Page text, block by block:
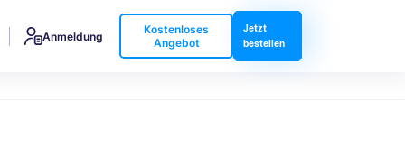
Anmeldung
Kostenloses
Angebot
Jetzt
bestellen